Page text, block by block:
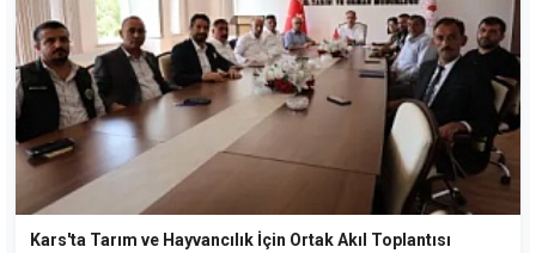
Kars'ta Tarım ve Hayvancılık İçin Ortak Akıl Toplantısı